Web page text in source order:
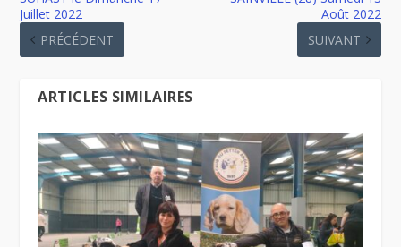
Juillet 2022
PRÉCÉDENT
Août 2022
SUIVANT
ARTICLES SIMILAIRES